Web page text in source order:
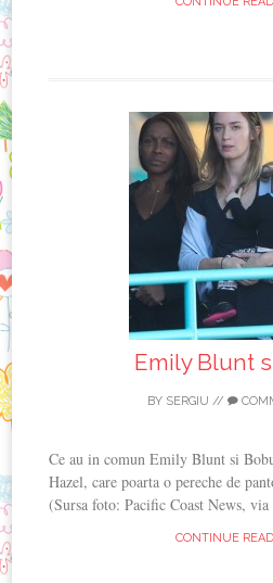
Emily Blunt
BY SERGIU //
Ce au in comun Emily Blunt si
Hazel, care poarta o pereche de
(Sursa foto: Pacific Coast News,
CONTINUE